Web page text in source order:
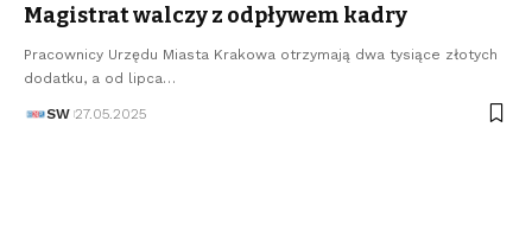
Magistrat walczy z odpływem kadry
Pracownicy Urzędu Miasta Krakowa otrzymają dwa tysiące złotych
dodatku, a od lipca…
SW 27.05.2025